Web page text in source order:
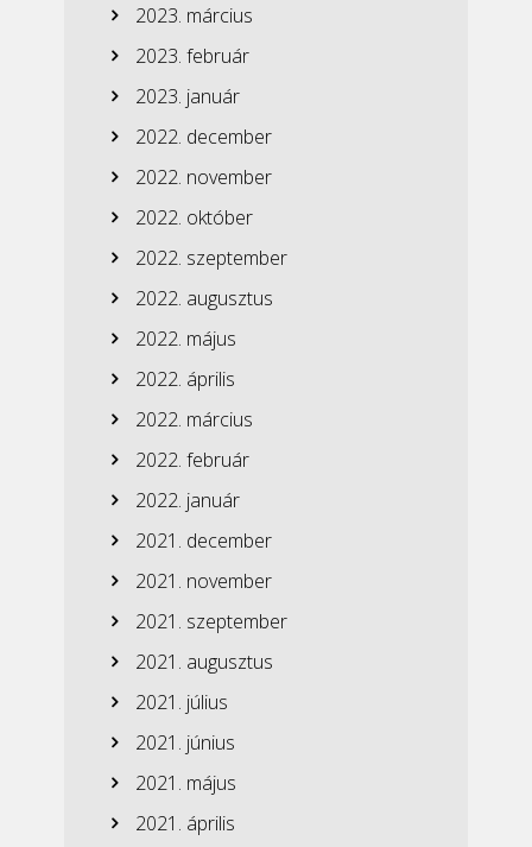
2023. március
2023. február
2023. január
2022. december
2022. november
2022. október
2022. szeptember
2022. augusztus
2022. május
2022. április
2022. március
2022. február
2022. január
2021. december
2021. november
2021. szeptember
2021. augusztus
2021. július
2021. június
2021. május
2021. április